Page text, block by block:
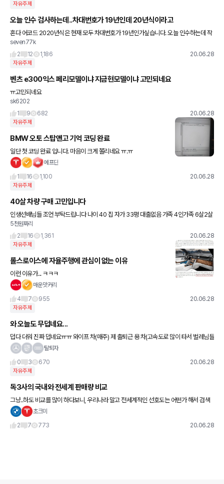
자유주제
오늘 인수 검사하는데..차대번호가 19년인데 20년식이라고
혼다 어코드 2020년식은 현재 모두 차대번호가 19년인가싶습니다. 오늘 인수하는데 작
년 9월 생산분에 입항은 그해 12월이고..이게 2020년식으로 판매하는게 맞는지..
seven77k
2
12 1,186 20.06.28
자유주제
벤츠 e300익스 페리모델이냐 지금현모델이냐 고민되네요
ㅠ고민되네요
sk6202
1
9 682 20.06.28
자유주제
BMW 오토 스탑앤고 기억 코딩 완료
일단 첫 코딩 완료 입니다. 마음이 크게 쫄리네요 ㅠ.ㅠ
에프딘
1
16 1,100 20.06.28
자유주제
40살 차량 구매 고민입니다
인생선배님들 조언 부탁드립니다 나이 40 집 자가 33평 대출없음 가족 4인가족 6살2살
두딸,와이프 자산 현금8천보유, 및 월급 월평균 450(정년보장) 현 차량은 2011년식 k5
고민차량
5천원짜리
2
16 1,361 20.06.28
자유주제
롤스로이스에 자율주행에 관심이 없는 이유
이런 이유가... ㅋㅋㅋ
매운맛커리
4
7 955 20.06.28
자유주제
와 오늘도 무덥네요...
덥다 더워 진짜 덥네요ㅠㅠ 와이프 차(매주) 제 출퇴근 용 차(고속도로 많이 타서 벌레님들
이 어마어마하게 묻어있어서 오랜만에 한번) 세차 하고왔는데 티가 다 젖었네요 ㅋㅋ 손
탈퇴자
0
3 670 20.06.28
자유주제
독3사의 국내와 전세계 판매량 비교
그냥..하도 비교를 많이 하다보니, 우리나라 말고 전세계적인 선호도는 어떤가 해서 검색
해보다가, 가장 자세하게 잘 보여준 기사가 있길래 공유해봅니다. 시간남으실때 재미로 읽
초크미
2
7 773 20.06.28